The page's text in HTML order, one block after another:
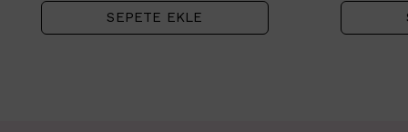
SEPETE EKLE